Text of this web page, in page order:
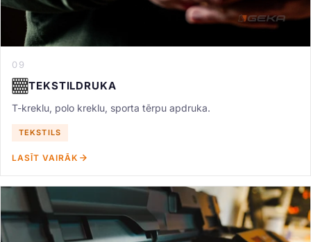
09
TEKSTILDRUKA
T-kreklu, polo kreklu, sporta tērpu apdruka.
TEKSTILS
LASĪT VAIRĀK